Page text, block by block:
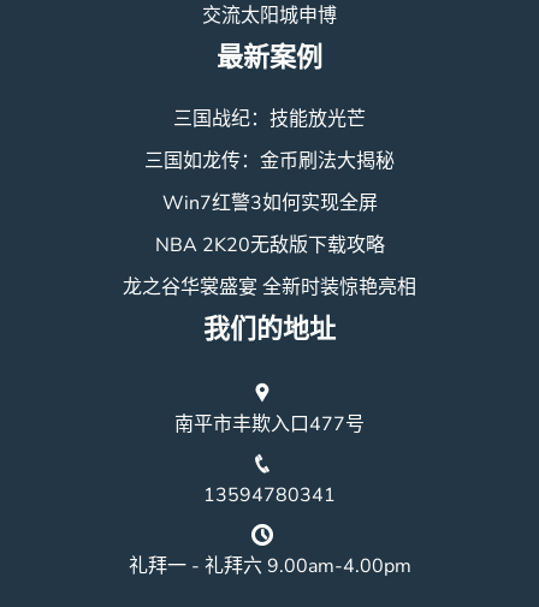
交流太阳城申博
最新案例
三国战纪：技能放光芒
三国如龙传：金币刷法大揭秘
Win7红警3如何实现全屏
NBA 2K20无敌版下载攻略
龙之谷华裳盛宴 全新时装惊艳亮相
我们的地址
南平市丰欺入口477号
13594780341
礼拜一 - 礼拜六 9.00am-4.00pm